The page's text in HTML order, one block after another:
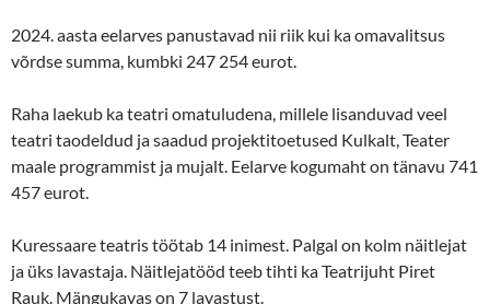
2024. aasta eelarves panustavad nii riik kui ka omavalitsus
võrdse summa, kumbki 247 254 eurot.
Raha laekub ka teatri omatuludena, millele lisanduvad veel
teatri taodeldud ja saadud projektitoetused Kulkalt, Teater
maale programmist ja mujalt. Eelarve kogumaht on tänavu 741
457 eurot.
Kuressaare teatris töötab 14 inimest. Palgal on kolm näitlejat
ja üks lavastaja. Näitlejatööd teeb tihti ka Teatrijuht Piret
Rauk. Mängukavas on 7 lavastust.